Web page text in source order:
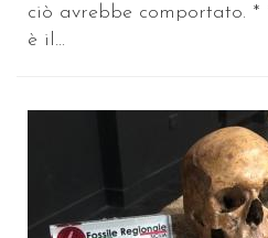
ciò avrebbe comportato. *
è il...